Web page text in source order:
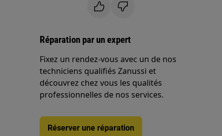
Réparation par un expert
Fixez un rendez-vous avec un de nos
techniciens qualifiés Zanussi et
découvrez chez vous les qualités
professionnelles de nos services.
Réserver une réparation